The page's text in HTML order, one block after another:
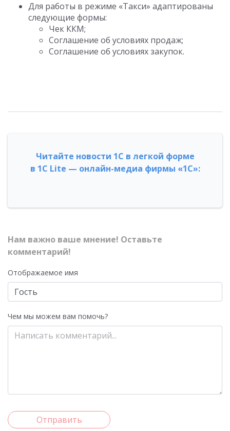
Для работы в режиме «Такси» адаптированы
следующие формы:
Чек ККМ;
Соглашение об условиях продаж;
Соглашение об условиях закупок.
Читайте новости 1С в легкой форме
в 1С Lite — онлайн-медиа фирмы «1С»:
Нам важно ваше мнение! Оставьте
комментарий!
Отображаемое имя
Чем мы можем вам помочь?
Отправить